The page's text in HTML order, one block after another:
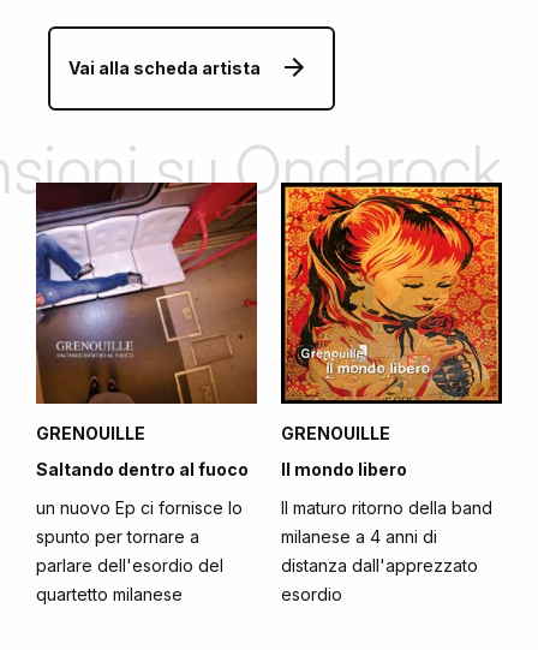
Vai alla scheda artista
su Ondarock
GRENOUILLE
Saltando dentro al fuoco
un nuovo Ep ci fornisce lo
spunto per tornare a
parlare dell'esordio del
quartetto milanese
GRENOUILLE
Il mondo libero
Il maturo ritorno della band
milanese a 4 anni di
distanza dall'apprezzato
esordio